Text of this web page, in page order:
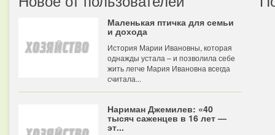
Маленькая птичка для семьи
и дохода
История Марии Ивановны, которая
однажды устала – и позволила себе
жить легче Мария Ивановна всегда
считала...
Нариман Джемилев: «40
тысяч саженцев в 16 лет —
эт...